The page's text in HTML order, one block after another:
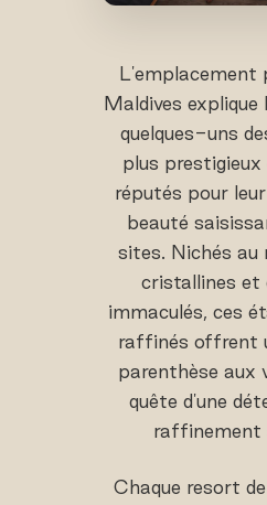
L'emplacement
Maldives explique
quelques-uns
plus prestigieux
réputés pour
beauté
sites. Nichés au
cristallines et
immaculés, ces
raffinés offrent
parenthèse aux
quête d'une
raffinement
Chaque resort